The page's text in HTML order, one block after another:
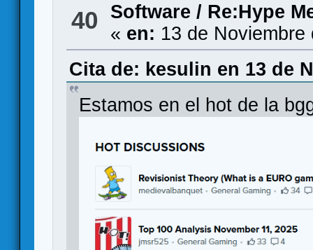
40 Software / Re:Hype
« en: 13 de
Cita de: kesulin en 13 de
Estamos en el hot de la